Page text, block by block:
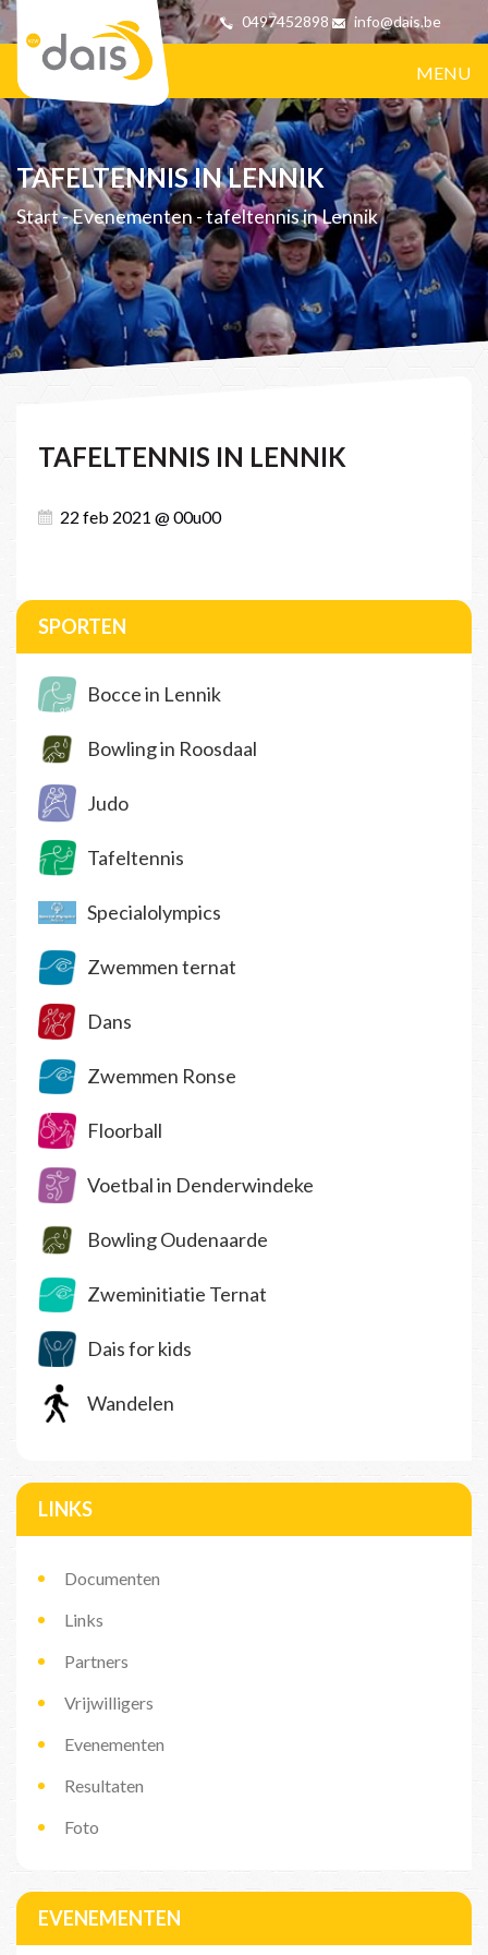
0497452898 info@dais.be
MENU
TAFELTENNIS IN LENNIK
Start-Evenementen-tafeltennis in Lennik
TAFELTENNIS IN LENNIK
22 feb 2021 @ 00u00
SPORTEN
Bocce in Lennik
Bowling in Roosdaal
Judo
Tafeltennis
Specialolympics
Zwemmen ternat
Dans
Zwemmen Ronse
Floorball
Voetbal in Denderwindeke
Bowling Oudenaarde
Zweminitiatie Ternat
Dais for kids
Wandelen
LINKS
Documenten
Links
Partners
Vrijwilligers
Evenementen
Resultaten
Foto
EVENEMENTEN